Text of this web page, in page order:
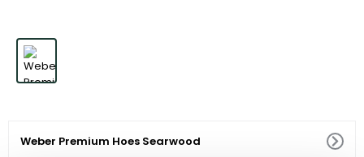
Weber Premium Hoes Searwood